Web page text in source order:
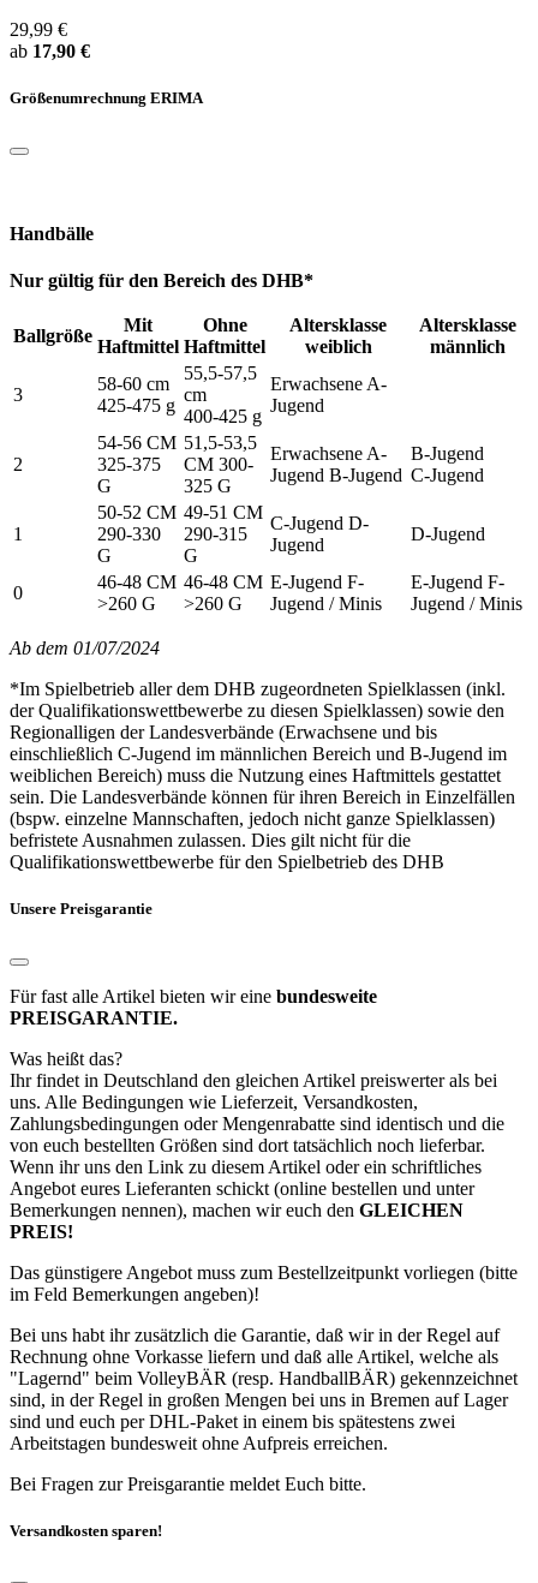
29,99 €
ab 17,90 €
Größenumrechnung ERIMA
Handbälle
Nur gültig für den Bereich des DHB*
Ballgröße
Mit
Haftmittel
Ohne
Haftmittel
Altersklasse
weiblich
Altersklasse
männlich
3
58-60 cm
425-475 g
55,5-57,5
cm
400-425 g
Erwachsene A-
Jugend
2
54-56 CM
325-375
G
51,5-53,5
CM 300-
325 G
Erwachsene A-
Jugend B-Jugend
B-Jugend
C-Jugend
1
50-52 CM
290-330
G
49-51 CM
290-315
G
C-Jugend D-
Jugend
D-Jugend
0
46-48 CM
>260 G
46-48 CM
>260 G
E-Jugend F-
Jugend / Minis
E-Jugend F-
Jugend / Minis
Ab dem 01/07/2024
*Im Spielbetrieb aller dem DHB zugeordneten Spielklassen (inkl.
der Qualifikationswettbewerbe zu diesen Spielklassen) sowie den
Regionalligen der Landesverbände (Erwachsene und bis
einschließlich C-Jugend im männlichen Bereich und B-Jugend im
weiblichen Bereich) muss die Nutzung eines Haftmittels gestattet
sein. Die Landesverbände können für ihren Bereich in Einzelfällen
(bspw. einzelne Mannschaften, jedoch nicht ganze Spielklassen)
befristete Ausnahmen zulassen. Dies gilt nicht für die
Qualifikationswettbewerbe für den Spielbetrieb des DHB
Unsere Preisgarantie
Für fast alle Artikel bieten wir eine bundesweite
PREISGARANTIE.
Was heißt das?
Ihr findet in Deutschland den gleichen Artikel preiswerter als bei
uns. Alle Bedingungen wie Lieferzeit, Versandkosten,
Zahlungsbedingungen oder Mengenrabatte sind identisch und die
von euch bestellten Größen sind dort tatsächlich noch lieferbar.
Wenn ihr uns den Link zu diesem Artikel oder ein schriftliches
Angebot eures Lieferanten schickt (online bestellen und unter
Bemerkungen nennen), machen wir euch den GLEICHEN
PREIS!
Das günstigere Angebot muss zum Bestellzeitpunkt vorliegen (bitte
im Feld Bemerkungen angeben)!
Bei uns habt ihr zusätzlich die Garantie, daß wir in der Regel auf
Rechnung ohne Vorkasse liefern und daß alle Artikel, welche als
"Lagernd" beim VolleyBÄR (resp. HandballBÄR) gekennzeichnet
sind, in der Regel in großen Mengen bei uns in Bremen auf Lager
sind und euch per DHL-Paket in einem bis spätestens zwei
Arbeitstagen bundesweit ohne Aufpreis erreichen.
Bei Fragen zur Preisgarantie meldet Euch bitte.
Versandkosten sparen!